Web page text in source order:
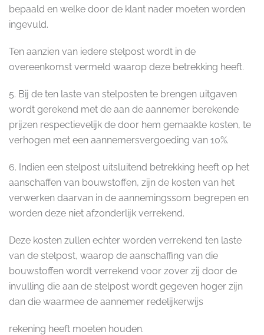
bepaald en welke door de klant nader moeten worden
ingevuld.
Ten aanzien van iedere stelpost wordt in de
overeenkomst vermeld waarop deze betrekking heeft.
5. Bij de ten laste van stelposten te brengen uitgaven
wordt gerekend met de aan de aannemer berekende
prijzen respectievelijk de door hem gemaakte kosten, te
verhogen met een aannemersvergoeding van 10%.
6. Indien een stelpost uitsluitend betrekking heeft op het
aanschaffen van bouwstoffen, zijn de kosten van het
verwerken daarvan in de aannemingssom begrepen en
worden deze niet afzonderlijk verrekend.
Deze kosten zullen echter worden verrekend ten laste
van de stelpost, waarop de aanschaffing van die
bouwstoffen wordt verrekend voor zover zij door de
invulling die aan de stelpost wordt gegeven hoger zijn
dan die waarmee de aannemer redelijkerwijs
rekening heeft moeten houden.